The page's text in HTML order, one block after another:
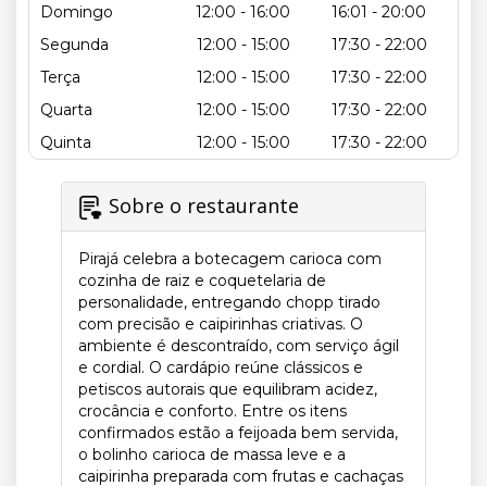
Domingo
12:00 - 16:00
16:01 - 20:00
Segunda
12:00 - 15:00
17:30 - 22:00
Terça
12:00 - 15:00
17:30 - 22:00
Quarta
12:00 - 15:00
17:30 - 22:00
Quinta
12:00 - 15:00 17:30 - 22:00
Sobre o restaurante
Pirajá celebra a botecagem carioca com
cozinha de raiz e coquetelaria de
personalidade, entregando chopp tirado
com precisão e caipirinhas criativas. O
ambiente é descontraído, com serviço ágil
e cordial. O cardápio reúne clássicos e
petiscos autorais que equilibram acidez,
crocância e conforto. Entre os itens
confirmados estão a feijoada bem servida,
o bolinho carioca de massa leve e a
caipirinha preparada com frutas e cachaças